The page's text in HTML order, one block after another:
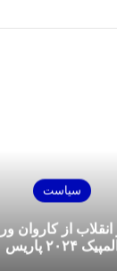
سیاست
از کاروان
المپیک ۲۰۲۴ پاریس